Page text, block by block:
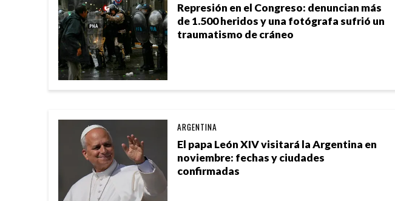
Represión en el Congreso: denuncian más
de 1.500 heridos y una fotógrafa sufrió un
traumatismo de cráneo
El papa León XIV visitará la Argentina en
noviembre: fechas y ciudades
confirmadas
ARGENTINA